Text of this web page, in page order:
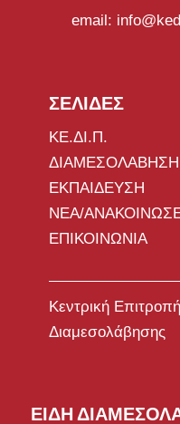
email:
ΣΕΛΙΔΕΣ
ΚΕ.ΔΙ.Π.
ΔΙΑΜΕΣΟΛΑΒΗΣΗ
ΕΚΠΑΙΔΕΥΣΗ
ΝΕΑ/
ΕΠΙΚΟΙΝΩΝΙΑ
Κεντρική Επιτροπή
Διαμεσολάβησης
ΕΙΔΗ